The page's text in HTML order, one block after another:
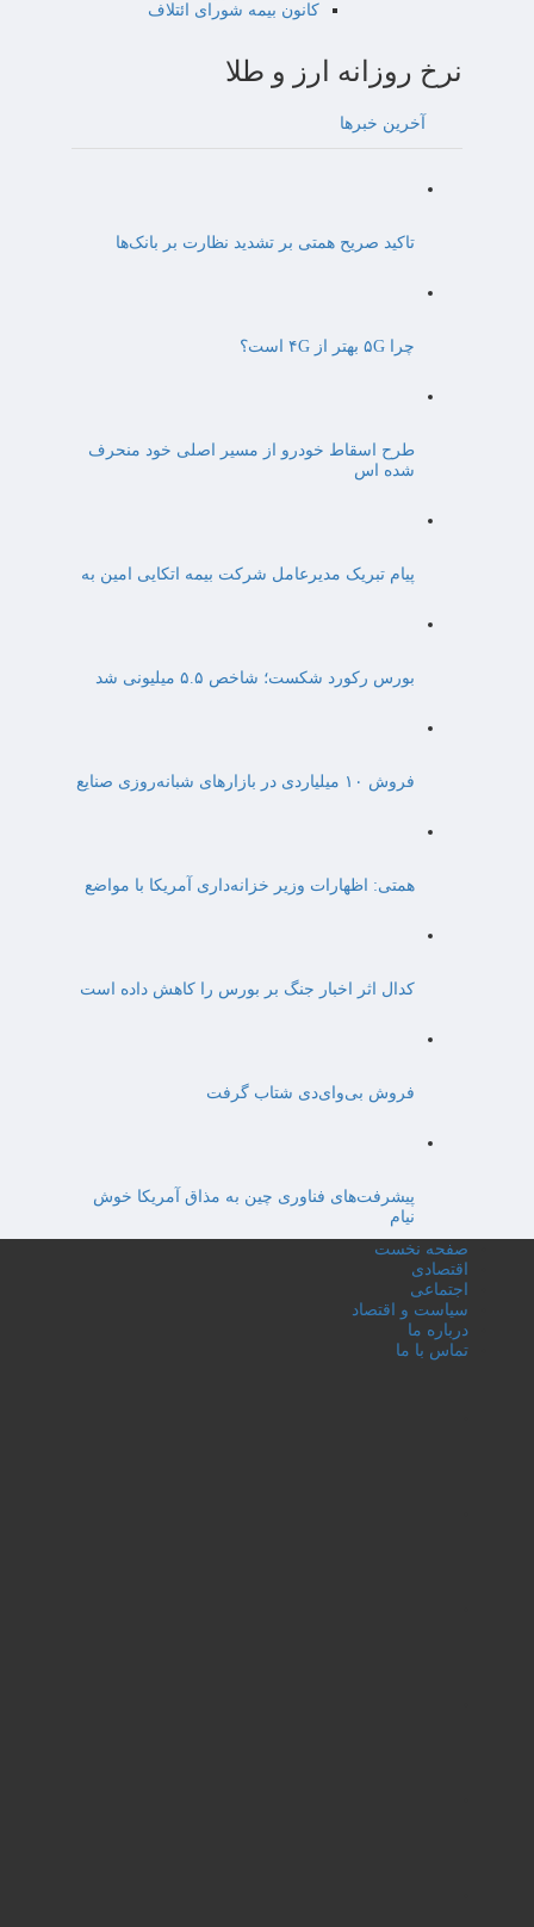
کانون بیمه شورای ائتلاف
نرخ روزانه ارز و طلا
آخرین خبرها
تاکید صریح همتی بر تشدید نظارت بر بانک‌ها
چرا ۵G بهتر از ۴G است؟
طرح اسقاط خودرو از مسیر اصلی خود منحرف
شده اس
پیام تبریک مدیرعامل شرکت بیمه اتکایی امین به
بورس رکورد شکست؛ شاخص ۵.۵ میلیونی شد
فروش ۱۰ میلیاردی در بازارهای شبانه‌روزی صنایع
همتی: اظهارات وزیر خزانه‌داری آمریکا با مواضع
کدال اثر اخبار جنگ بر بورس را کاهش داده است
فروش بی‌وای‌دی شتاب گرفت
پیشرفت‌های فناوری چین به مذاق آمریکا خوش
نیام
صفحه نخست
اقتصادی
اجتماعی
سیاست و اقتصاد
درباره ما
تماس با ما